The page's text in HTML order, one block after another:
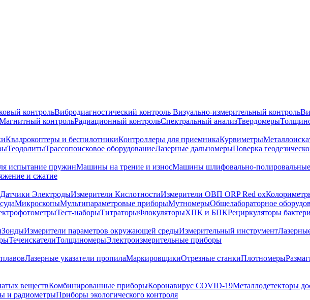
контрольВибродиагностический контроль Визуально-измерительный контроль
контрольРадиационный контрольСпектральный анализТвердомеры
Квадрокоптеры и беспилотникиКонтроллеры для приемникаКурвиметры
ТеодолитыТрассопоисковое оборудованиеЛазерные дальномерыПоверка
испытание пружинМашины на трение и износМашины шлифовально-полировальные
и сжатие
Датчики ЭлектродыИзмерители КислотностиИзмерители ОВП ORP Red ox
МикроскопыМультипараметровые приборыМутномерыОбщелабораторное
Тест-наборыТитраторыФлокуляторыХПК и БПКРециркуляторы
ЗондыИзмерители параметров окружающей средыИзмерительный инструмент
ТечеискателиТолщиномерыЭлектроизмерительные приборы
Лазерные указатели пропилаМаркировщикиОтрезные станкиПлотномеры
веществКомбинированные приборыКоронавирус COVID-19Металлодетекторы
и радиометрыПриборы экологического контроля